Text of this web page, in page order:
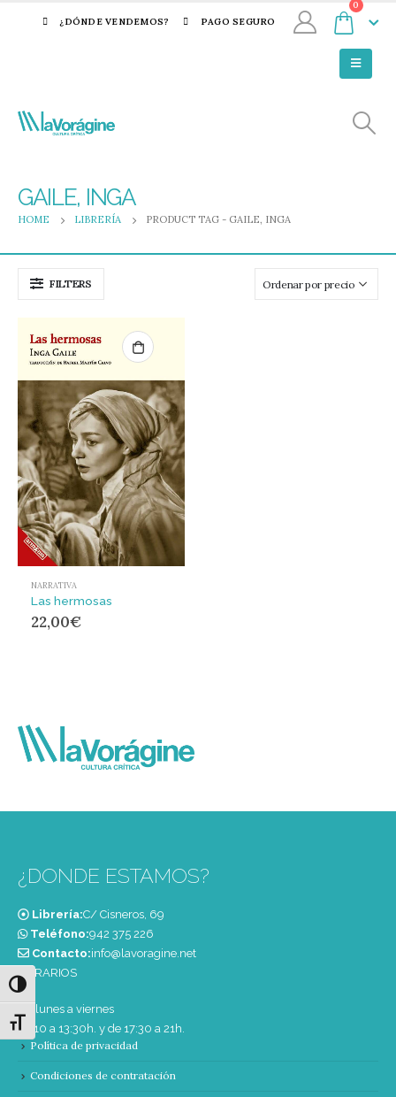
Alternar alto contraste
Alternar tamaño de letra
¿DÓNDE VENDEMOS? PAGO SEGURO
0
GAILE, INGA
HOME LIBRERÍA PRODUCT TAG - GAILE, INGA
FILTERS
NARRATIVA
Las hermosas
22,00€
¿DONDE ESTAMOS?
Librería:C/ Cisneros, 69
Teléfono:‭942 375 226‬
Contacto:info@lavoragine.net
HORARIOS
De lunes a viernes
de 10 a 13:30h. y de 17:30 a 21h.
Política de privacidad
Condiciones de contratación